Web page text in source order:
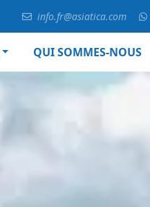
info.fr@asiatica.com
QUI SOMMES-NOUS